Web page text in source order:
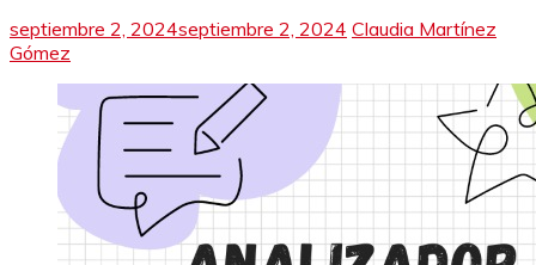
septiembre 2, 2024septiembre 2, 2024 Claudia Martínez
Gómez